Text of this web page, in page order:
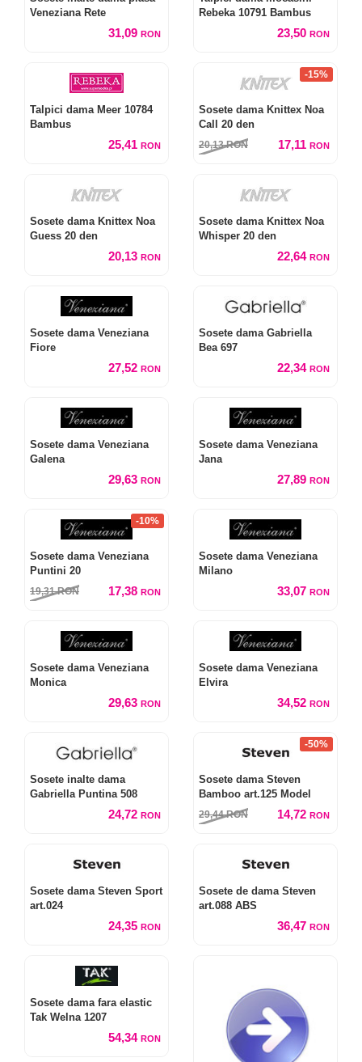
Veneziana Rete
31,09 RON
Rebeka 10791 Bambus
23,50 RON
Talpici dama Meer 10784
Bambus
25,41 RON
-15%
Sosete dama Knittex Noa
Call 20 den
20,13RON 17,11 RON
Sosete dama Knittex Noa
Guess 20 den
20,13 RON
Sosete dama Knittex Noa
Whisper 20 den
22,64 RON
Sosete dama Veneziana
Fiore
27,52 RON
Sosete dama Gabriella
Bea 697
22,34 RON
Sosete dama Veneziana
Galena
29,63 RON
Sosete dama Veneziana
Jana
27,89 RON
-10%
Sosete dama Veneziana
Puntini 20
19,31RON 17,38 RON
Sosete dama Veneziana
Milano
33,07 RON
Sosete dama Veneziana
Monica
29,63 RON
Sosete dama Veneziana
Elvira
34,52 RON
Sosete inalte dama
Gabriella Puntina 508
24,72 RON
-50%
Sosete dama Steven
Bamboo art.125 Model
29,44RON 14,72 RON
Sosete dama Steven Sport
art.024
24,35 RON
Sosete de dama Steven
art.088 ABS
36,47 RON
Sosete dama fara elastic
Tak Welna 1207
54,34 RON